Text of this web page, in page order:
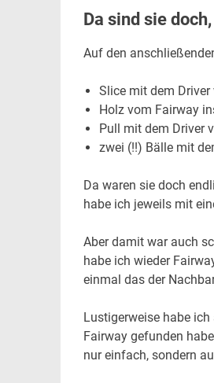
Da sind sie
Auf den
Slice mit dem Driver
Holz vom Fairway
Pull mit dem Driver
zwei (!!) Bälle mit
Da waren sie doch
habe ich jeweils mit
Aber damit war auch
habe ich wieder
einmal das der
Lustigerweise habe
Fairway gefunden
nur einfach, sondern